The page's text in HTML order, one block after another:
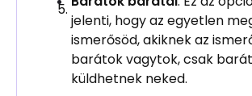
jelenti, hogy az egyetlen
ismerősöd, akiknek az
barátok vagytok, csak
küldhetnek neked.